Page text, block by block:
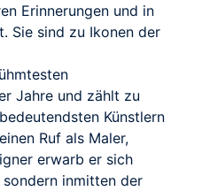
Erinnerungen und in
Sie sind zu Ikonen der
Jahre und zählt zu
Künstlern
Ruf als Maler,
erwarb er sich
inmitten der